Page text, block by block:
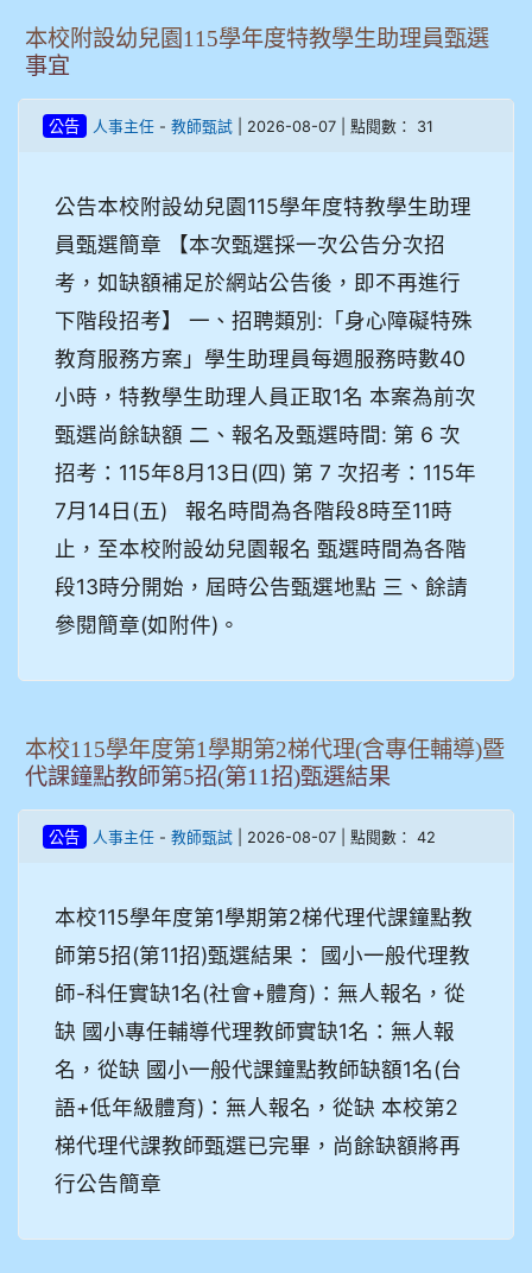
本校附設幼兒園115學年度特教學生助理員甄選
事宜
公告 人事主任- 教師甄試| 2026-08-07 | 點閱數： 31
公告本校附設幼兒園115學年度特教學生助理
員甄選簡章 【本次甄選採一次公告分次招
考，如缺額補足於網站公告後，即不再進行
下階段招考】 一、招聘類別:「身心障礙特殊
教育服務方案」學生助理員每週服務時數40
小時，特教學生助理人員正取1名 本案為前次
甄選尚餘缺額 二、報名及甄選時間: 第 6 次
招考：115年8月13日(四) 第 7 次招考：115年
7月14日(五) 報名時間為各階段8時至11時
止，至本校附設幼兒園報名 甄選時間為各階
段13時分開始，屆時公告甄選地點 三、餘請
參閱簡章(如附件)。
本校115學年度第1學期第2梯代理(含專任輔導)暨
代課鐘點教師第5招(第11招)甄選結果
公告 人事主任- 教師甄試| 2026-08-07 | 點閱數： 42
本校115學年度第1學期第2梯代理代課鐘點教
師第5招(第11招)甄選結果： 國小一般代理教
師-科任實缺1名(社會+體育)：無人報名，從
缺 國小專任輔導代理教師實缺1名：無人報
名，從缺 國小一般代課鐘點教師缺額1名(台
語+低年級體育)：無人報名，從缺 本校第2
梯代理代課教師甄選已完畢，尚餘缺額將再
行公告簡章